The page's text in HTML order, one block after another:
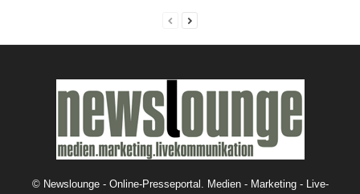
© Newslounge - Online-Presseportal. Medien - Marketing - Live-